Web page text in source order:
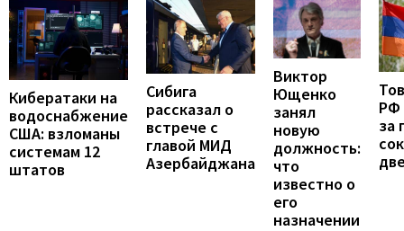
Кибератаки на
водоснабжение
США: взломаны
системам 12
штатов
Сибига
рассказал о
встрече с
главой МИД
Азербайджана
Виктор
Ющенко
занял
новую
должность:
что
известно о
его
назначении
РФ
за